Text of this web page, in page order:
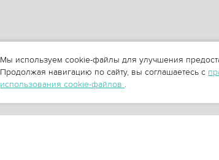
Мы используем cookie-файлы для улучшения
Продолжая навигацию по сайту, вы соглашаетесь с
использования cookie-файлов .